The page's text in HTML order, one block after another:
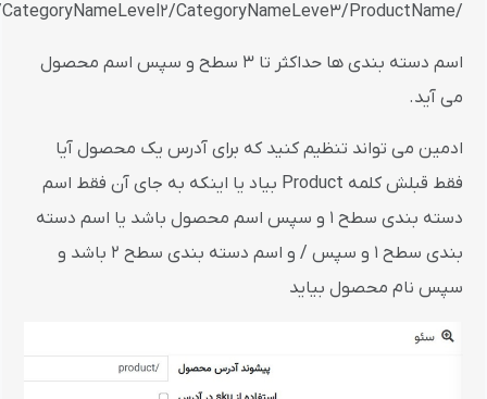
/CategoryNameLevel1/CategoryNameLevel2/CategoryNameLeve3/ProductName
اسم دسته بندی ها حداکثر تا 3 سطح و سپس اسم محصول
می آید.
ادمین می تواند تنظیم کنید که برای آدرس یک محصول آیا
فقط قبلش کلمه Product بیاد یا اینکه به جای آن فقط اسم
دسته بندی سطح 1 و سپس اسم محصول باشد یا اسم دسته
بندی سطح 1 و سپس / و اسم دسته بندی سطح 2 باشد و
سپس نام محصول بیاید